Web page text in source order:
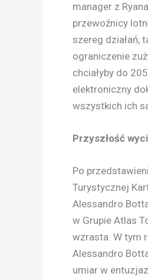
manager z
przewoźnicy
szereg działań,
ograniczenie
chciałyby do
elektroniczny
wszystkich ich
Przyszłość
Po
Turystycznej
Alessandro
w Grupie Atlas
wzrasta. W tym
Alessandro
umiar w